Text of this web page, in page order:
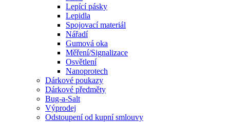
Lepící pásky
Lepidla
Spojovací materiál
Nářadí
Gumová oka
Měření/Signalizace
Osvětlení
Nanoprotech
Dárkové poukazy
Dárkové předměty
Bug-a-Salt
Výprodej
Odstoupení od kupní smlouvy